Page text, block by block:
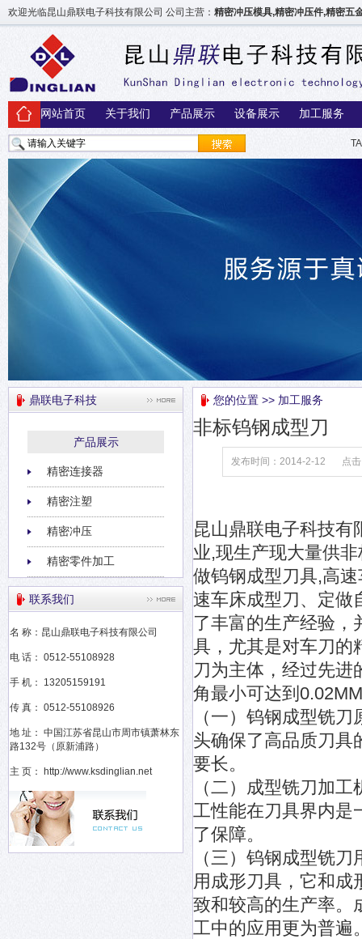
欢迎光临昆山鼎联电子科技有限公司 公司主营： 精密冲压模具,精密冲压件,精密五
网站首页 关于我们 产品展示 设备展示 加工服务
鼎联电子科技
产品展示
精密连接器
精密注塑
精密冲压
精密零件加工
您的位置 >> 加工服务
非标钨钢成型刀
发布时间：2014-2-12 点
昆山鼎联电子科技有
业,现生产现大量供
做钨钢成型刀具,高
速车床成型刀、定做
了丰富的生产经验，
具，尤其是对车刀的
刀为主体，经过先进
角最小可达到
（一）钨钢成型铣
头确保了高品质刀具
要长。
（二）成型铣刀加
工性能在刀具界内是
了保障。
（三）钨钢成型铣
用成形刀具，它和成
致和较高的生产率。
工中的应用更为普遍
联系我们
名 称：昆山鼎联电子科技有限公司
电 话： 0512-55108928
手 机： 13205159191
传 真： 0512-55108926
地 址： 中国江苏省昆山市周市镇萧林东
路132号（原新浦路）
主 页： http://www.ksdinglian.net